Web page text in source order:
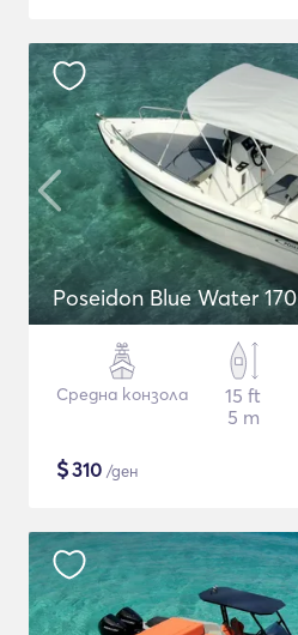
Poseidon Blue Water 170
Средна конзола
15 ft
5 m
$310 /ден